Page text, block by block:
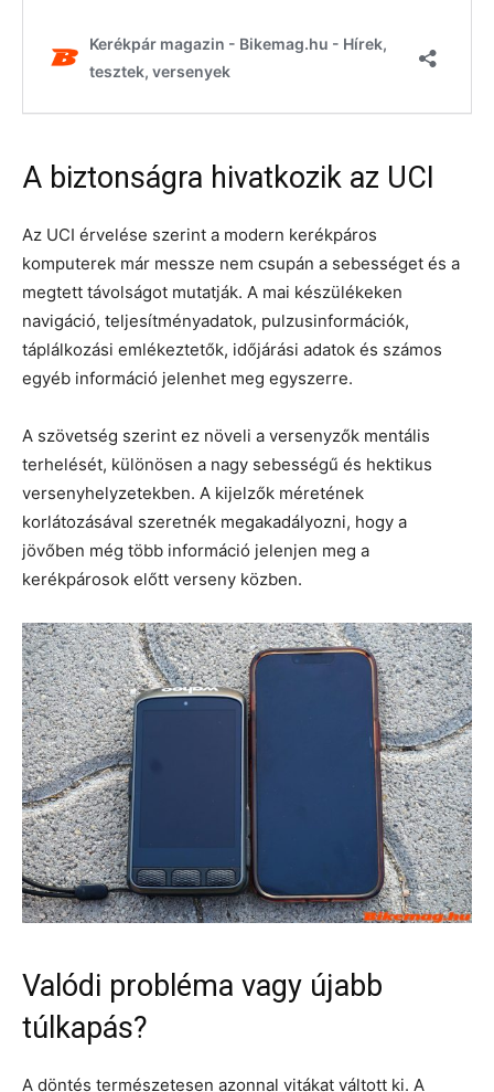
A biztonságra hivatkozik az UCI
Az UCI érvelése szerint a modern kerékpáros
komputerek már messze nem csupán a sebességet és a
megtett távolságot mutatják. A mai készülékeken
navigáció, teljesítményadatok, pulzusinformációk,
táplálkozási emlékeztetők, időjárási adatok és számos
egyéb információ jelenhet meg egyszerre.
A szövetség szerint ez növeli a versenyzők mentális
terhelését, különösen a nagy sebességű és hektikus
versenyhelyzetekben. A kijelzők méretének
korlátozásával szeretnék megakadályozni, hogy a
jövőben még több információ jelenjen meg a
kerékpárosok előtt verseny közben.
Valódi probléma vagy újabb
túlkapás?
A döntés természetesen azonnal vitákat váltott ki. A